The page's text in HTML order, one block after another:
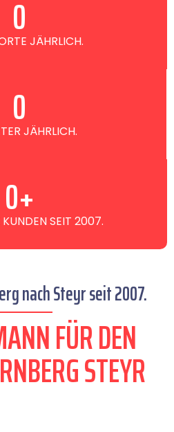
JÄHRLICH.
0
JÄHRLICH.
0
KUNDEN SEIT 2007.
0+
nach Steyr seit 2007.
FÜR DEN
STEYR